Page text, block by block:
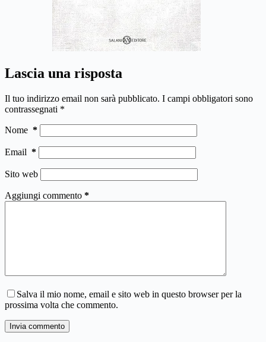
Lascia una risposta
Il tuo indirizzo email non sarà pubblicato. I campi obbligatori sono
contrassegnati *
Nome *
Email *
Sito web
Aggiungi commento *
Salva il mio nome, email e sito web in questo browser per la
prossima volta che commento.
Invia commento